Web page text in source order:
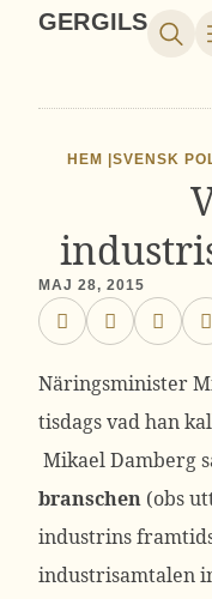
GERGILS
HEM |SVENSK
MAJ 28, 2015
Näringsminister
tisdags vad han
Mikael Damberg
branschen (obs
industrins
industrisamtalen